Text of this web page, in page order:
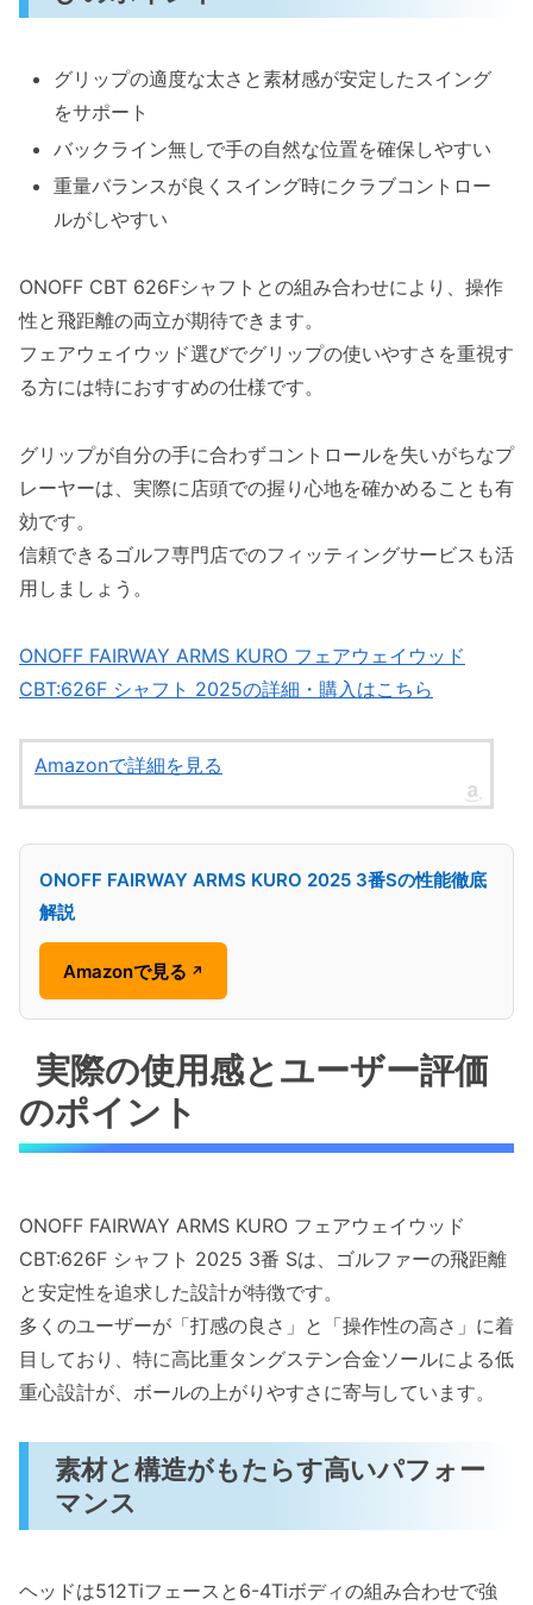
グリップの適度な太さと素材感が安定したスイング
をサポート
バックライン無しで手の自然な位置を確保しやすい
重量バランスが良くスイング時にクラブコントロー
ルがしやすい
ONOFF CBT 626Fシャフトとの組み合わせにより、操作
性と飛距離の両立が期待できます。
フェアウェイウッド選びでグリップの使いやすさを重視す
る方には特におすすめの仕様です。
グリップが自分の手に合わずコントロールを失いがちなプ
レーヤーは、実際に店頭での握り心地を確かめることも有
効です。
信頼できるゴルフ専門店でのフィッティングサービスも活
用しましょう。
ONOFF FAIRWAY ARMS KURO フェアウェイウッド
CBT:626F シャフト 2025の詳細・購入はこちら
Amazonで詳細を見る
ONOFF FAIRWAY ARMS KURO 2025 3番Sの性能徹底
解説
Amazonで見る ↗
実際の使用感とユーザー評価
のポイント
ONOFF FAIRWAY ARMS KURO フェアウェイウッド
CBT:626F シャフト 2025 3番 Sは、ゴルファーの飛距離
と安定性を追求した設計が特徴です。
多くのユーザーが「打感の良さ」と「操作性の高さ」に着
目しており、特に高比重タングステン合金ソールによる低
重心設計が、ボールの上がりやすさに寄与しています。
素材と構造がもたらす高いパフォー
マンス
ヘッドは512Tiフェースと6-4Tiボディの組み合わせで強